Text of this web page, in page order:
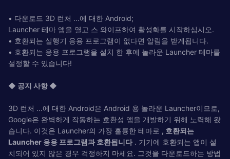
• 다운로드 3D 런처 ...에 대한 Android;
Launcher 테마 앱을 열고 스 와이프하여 활성화를 시작하십시오.
• 호환되는 실행기 응용 프로그램이 없다면 알림을 받게됩니다.
• 호환되는 응용 프로그램을 설치 한 후에 놀라운 Launcher 테마를
설정할 수 있습니다!
◆ 공지 사항 ◆
3D 런처 ...에 대한 Android은 Android 용 놀라운 Launcher이므로,
Google은 완벽하게 작동하는 호환성 앱을 개발하기 위해 노력해 왔
습니다. 이것은 Launcher의 가장 훌륭한 테마로 , 호환되는
Launcher 응용 프로그램과 호환됩니다. 기기에 호환되는 앱이 설
치되어 있지 않은 경우 걱정하지 마세요. 그것을 다운로드하는 방법